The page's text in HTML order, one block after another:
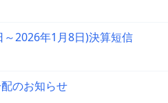
2026年1月8日)決算短信
のお知らせ